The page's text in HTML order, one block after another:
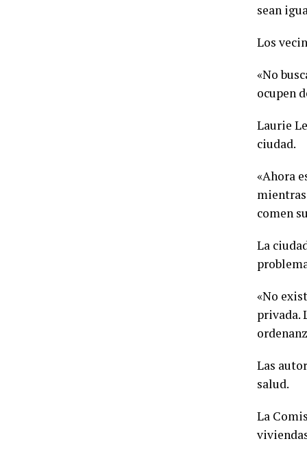
sean
Los
«No
ocupen
Laurie
ciudad.
«Ahora
comen
La
«No
privada.
Las
salud.
La